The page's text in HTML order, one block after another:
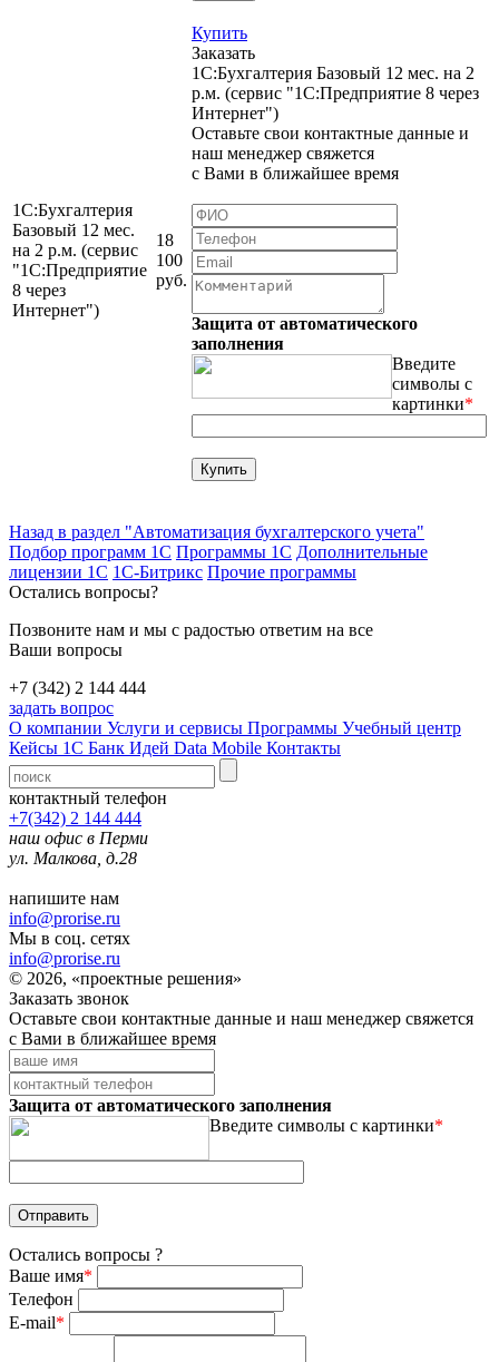
1С:Бухгалтерия
Базовый 12 мес.
на 2 р.м. (сервис
"1С:Предприятие
8 через
Интернет")
18
100
руб.
Купить
Заказать
1С:Бухгалтерия Базовый 12 мес. на 2
р.м. (сервис "1С:Предприятие 8 через
Интернет")
Оставьте свои контактные данные и
наш менеджер свяжется
с Вами в ближайшее время
Защита от автоматического
заполнения
Введите
символы с
картинки*
Назад в раздел "Автоматизация бухгалтерского учета"
Подбор программ 1С Программы 1С Дополнительные
лицензии 1С 1С-Битрикс Прочие программы
Остались вопросы?
Позвоните нам и мы с радостью ответим на все
Ваши вопросы
+7 (342) 2 144 444
задать вопрос
О компании Услуги и сервисы Программы Учебный центр
Кейсы 1С Банк Идей Data Mobile Контакты
контактный телефон
+7(342) 2 144 444
наш офис в Перми
ул. Малкова, д.28
напишите нам
info@prorise.ru
Мы в соц. сетях
info@prorise.ru
© 2026, «проектные решения»
Заказать звонок
Оставьте свои контактные данные и наш менеджер свяжется
с Вами в ближайшее время
Защита от автоматического заполнения
Введите символы с картинки*
Остались вопросы ?
Ваше имя*
Телефон
E-mail*